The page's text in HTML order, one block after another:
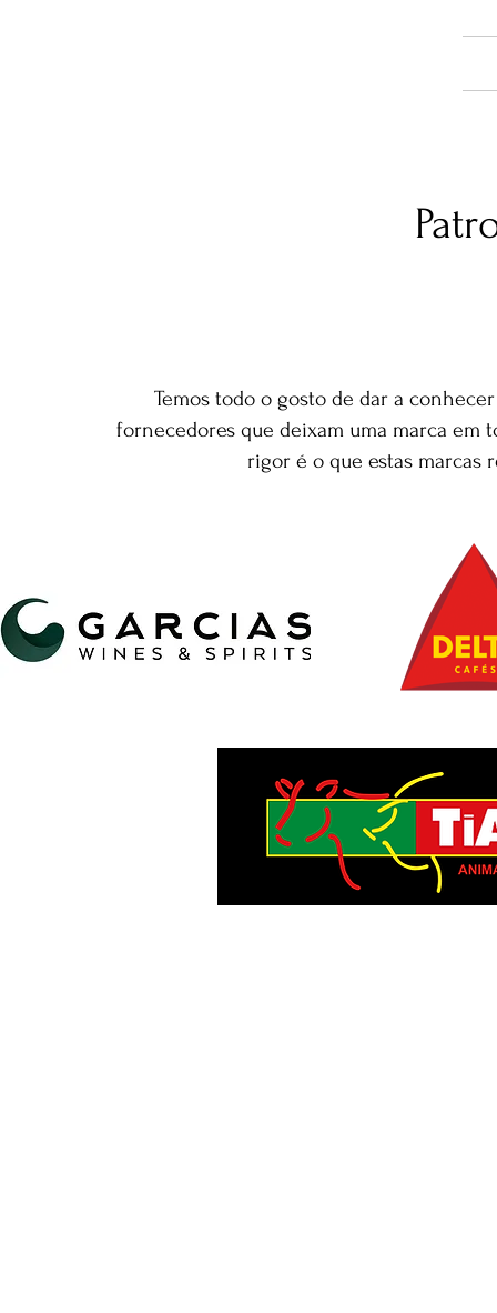
Temos todo o gosto de dar a
fornecedores que deixam uma marca em
rigor é o que estas marcas